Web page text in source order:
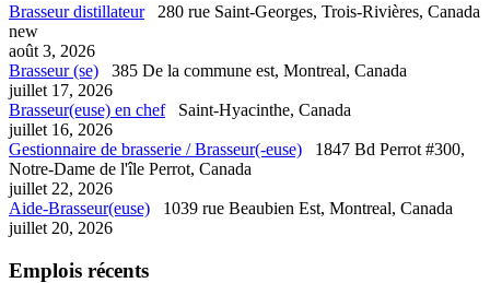
Brasseur distillateur
280 rue Saint-Georges, Trois-Rivières, Canada
new
août 3, 2026
Brasseur (se)
385 De la commune est, Montreal, Canada
juillet 17, 2026
Brasseur(euse) en chef
Saint-Hyacinthe, Canada
juillet 16, 2026
Gestionnaire de brasserie / Brasseur(-euse)
1847 Bd Perrot #300,
Notre-Dame de l'île Perrot, Canada
juillet 22, 2026
Aide-Brasseur(euse)
1039 rue Beaubien Est, Montreal, Canada
juillet 20, 2026
Emplois récents